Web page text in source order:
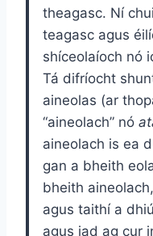
theagasc. Ní
teagasc agus
shíceolaíoch nó
Tá difríocht
aineolas (ar
“aineolach” nó
aineolach is ea
gan a bheith
bheith
agus taithí a
agus iad ag cur